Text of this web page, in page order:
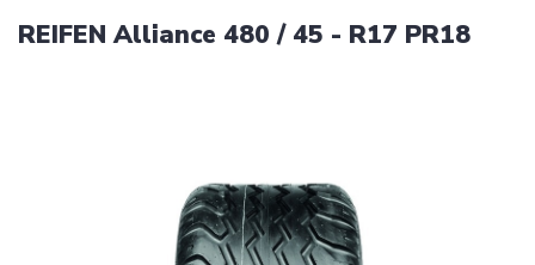
REIFEN Alliance 480 / 45 - R17 PR18